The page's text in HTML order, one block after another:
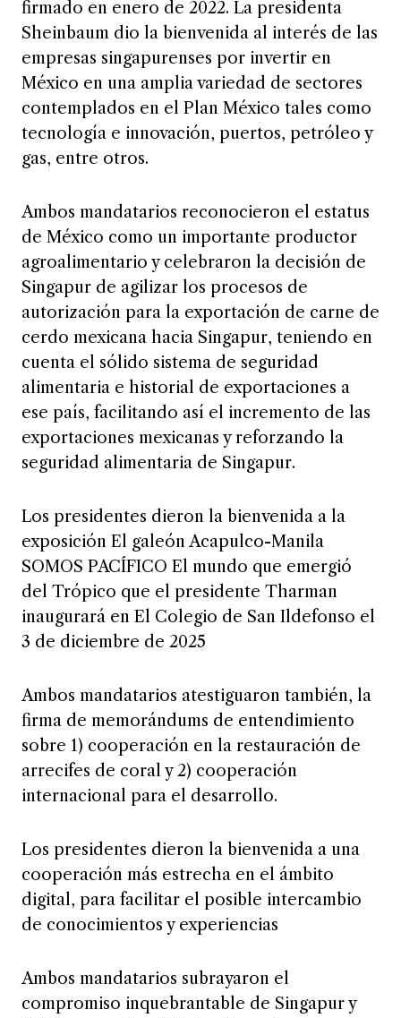
firmado en enero de 2022. La presidenta
Sheinbaum dio la bienvenida al interés de las
empresas singapurenses por invertir en
México en una amplia variedad de sectores
contemplados en el Plan México tales como
tecnología e innovación, puertos, petróleo y
gas, entre otros.
Ambos mandatarios reconocieron el estatus
de México como un importante productor
agroalimentario y celebraron la decisión de
Singapur de agilizar los procesos de
autorización para la exportación de carne de
cerdo mexicana hacia Singapur, teniendo en
cuenta el sólido sistema de seguridad
alimentaria e historial de exportaciones a
ese país, facilitando así el incremento de las
exportaciones mexicanas y reforzando la
seguridad alimentaria de Singapur.
Los presidentes dieron la bienvenida a la
exposición El galeón Acapulco-Manila
SOMOS PACÍFICO El mundo que emergió
del Trópico que el presidente Tharman
inaugurará en El Colegio de San Ildefonso el
3 de diciembre de 2025
Ambos mandatarios atestiguaron también, la
firma de memorándums de entendimiento
sobre 1) cooperación en la restauración de
arrecifes de coral y 2) cooperación
internacional para el desarrollo.
Los presidentes dieron la bienvenida a una
cooperación más estrecha en el ámbito
digital, para facilitar el posible intercambio
de conocimientos y experiencias
Ambos mandatarios subrayaron el
compromiso inquebrantable de Singapur y